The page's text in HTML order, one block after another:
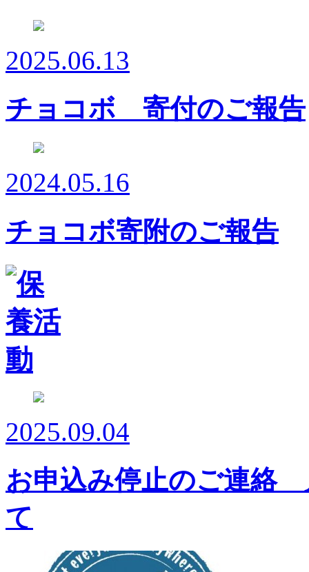
2025.06.13
チョコボ 寄付のご報告
2024.05.16
チョコボ寄附のご報告
2025.09.04
お申込み停止のご連絡
て